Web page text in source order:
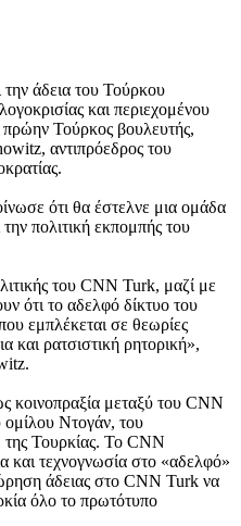
άδεια του Τούρκου
και περιεχομένου
Τούρκος βουλευτής,
αντιπρόεδρος του
ότι θα έστελνε μια ομάδα
πολιτική εκπομπής του
του CNN Turk, μαζί με
ότι το αδελφό δίκτυο του
εμπλέκεται σε θεωρίες
και ρατσιστική ρητορική»,
κοινοπραξία μεταξύ του CNN
ομίλου Ντογάν, του
Τουρκίας. Το CNN
και τεχνογνωσία στο «αδελφό»
άδειας στο CNN Turk να
όλο το πρωτότυπο